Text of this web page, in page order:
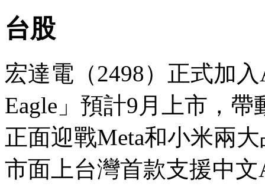
台股
宏達電（2498）正式加
Eagle」預計9月上市，
正面迎戰Meta和小米兩
市面上台灣首款支援中